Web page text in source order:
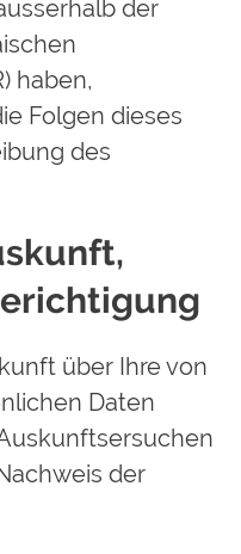
der
haben,
Folgen dieses
des
über Ihre von
Daten
der